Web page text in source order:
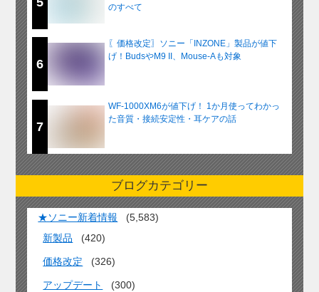
のすべて
6
〖価格改定〗ソニー「INZONE」製品が値下
げ！BudsやM9 II、Mouse-Aも対象
7
WF-1000XM6が値下げ！ 1か月使ってわかっ
た音質・接続安定性・耳ケアの話
ブログカテゴリー
★ソニー新着情報
(5,583)
新製品
(420)
価格改定 (326)
アップデート (300)